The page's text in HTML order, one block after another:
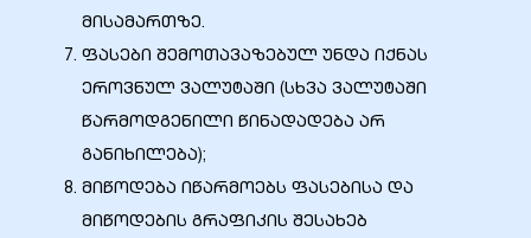
მისამართზე.
ფასები შემოთავაზებულ უნდა იქნას
ეროვნულ ვალუტაში (სხვა ვალუტაში
წარმოდგენილი წინადადება არ
განიხილება);
მიწოდება იწარმოებს ფასებისა და
მიწოდების გრაფიკის შესახებ